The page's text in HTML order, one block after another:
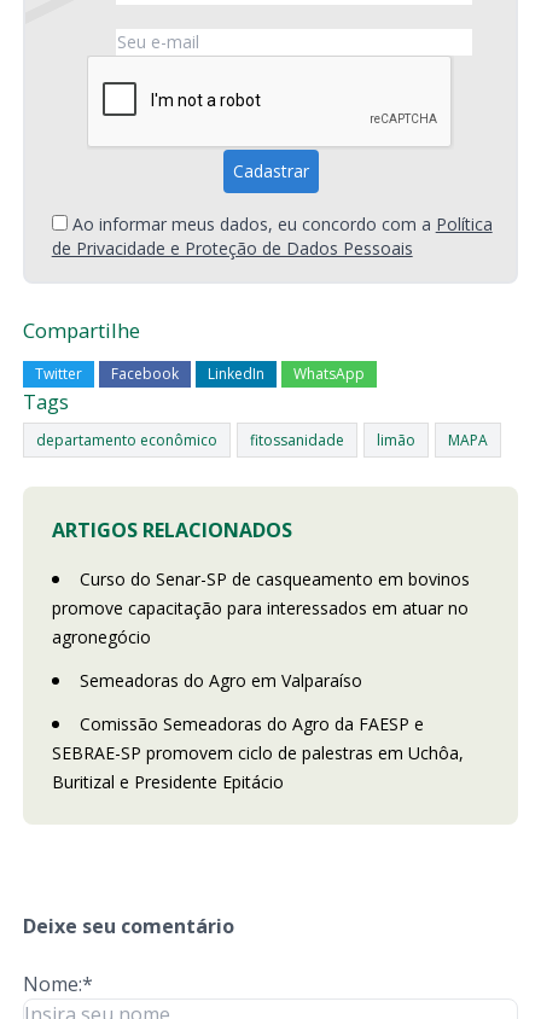
Ao informar meus dados, eu concordo com a Política
de Privacidade e Proteção de Dados Pessoais
Compartilhe
Twitter Facebook LinkedIn WhatsApp
Tags
departamento econômico fitossanidade limão MAPA
ARTIGOS RELACIONADOS
Curso do Senar-SP de casqueamento em bovinos
promove capacitação para interessados em atuar no
agronegócio
Semeadoras do Agro em Valparaíso
Comissão Semeadoras do Agro da FAESP e
SEBRAE-SP promovem ciclo de palestras em Uchôa,
Buritizal e Presidente Epitácio
Deixe seu comentário
Nome:*